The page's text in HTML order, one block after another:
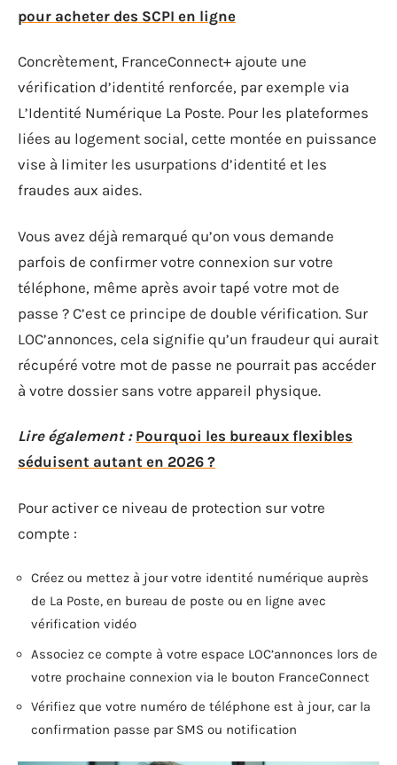
pour acheter des SCPI en ligne
Concrètement, FranceConnect+ ajoute une
vérification d’identité renforcée, par exemple via
L’Identité Numérique La Poste. Pour les plateformes
liées au logement social, cette montée en puissance
vise à limiter les usurpations d’identité et les
fraudes aux aides.
Vous avez déjà remarqué qu’on vous demande
parfois de confirmer votre connexion sur votre
téléphone, même après avoir tapé votre mot de
passe ? C’est ce principe de double vérification. Sur
LOC’annonces, cela signifie qu’un fraudeur qui aurait
récupéré votre mot de passe ne pourrait pas accéder
à votre dossier sans votre appareil physique.
Lire également : Pourquoi les bureaux flexibles
séduisent autant en 2026 ?
Pour activer ce niveau de protection sur votre
compte :
Créez ou mettez à jour votre identité numérique auprès
de La Poste, en bureau de poste ou en ligne avec
vérification vidéo
Associez ce compte à votre espace LOC’annonces lors de
votre prochaine connexion via le bouton FranceConnect
Vérifiez que votre numéro de téléphone est à jour, car la
confirmation passe par SMS ou notification